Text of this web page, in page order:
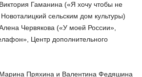
Гаманина («Я хочу чтобы не
сельским дом культуры)
Червякова («У моей России»,
Центр дополнительного
Пряхина и Валентина Федяшина